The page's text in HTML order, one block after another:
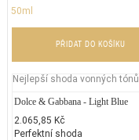
50ml
PŘIDAT DO KOŠÍKU
Nejlepší shoda vonných tónů
Dolce & Gabbana - Light Blue
2.065,85 Kč
Perfektní shoda